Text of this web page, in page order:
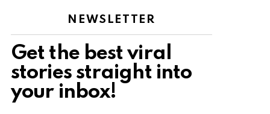
NEWSLETTER
Get the best viral
stories straight into
your inbox!